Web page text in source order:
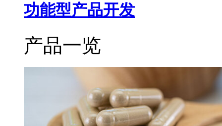
功能型产品开发
产品一览